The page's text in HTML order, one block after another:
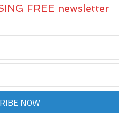
FREE newsletter